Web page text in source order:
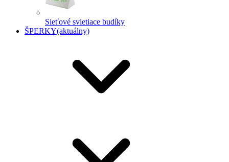
Sieťové svietiace budíky
ŠPERKY(aktuálny)